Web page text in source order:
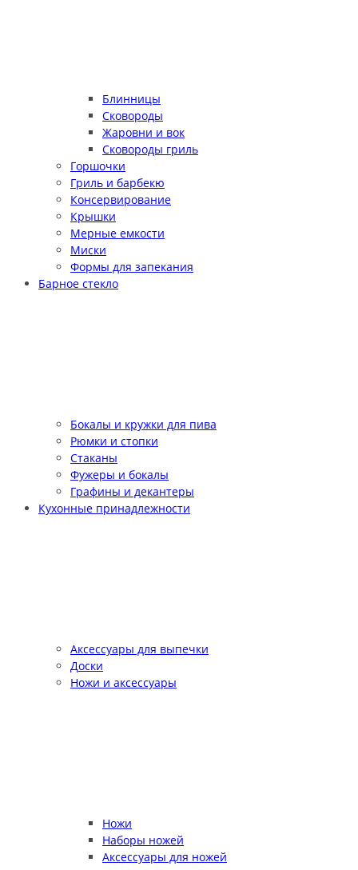
Блинницы
Сковороды
Жаровни и вок
Сковороды гриль
Горшочки
Гриль и барбекю
Консервирование
Крышки
Мерные емкости
Миски
Формы для запекания
Барное стекло
Бокалы и кружки для пива
Рюмки и стопки
Стаканы
Фужеры и бокалы
Графины и декантеры
Кухонные принадлежности
Аксессуары для выпечки
Доски
Ножи и аксессуары
Ножи
Наборы ножей
Аксессуары для ножей